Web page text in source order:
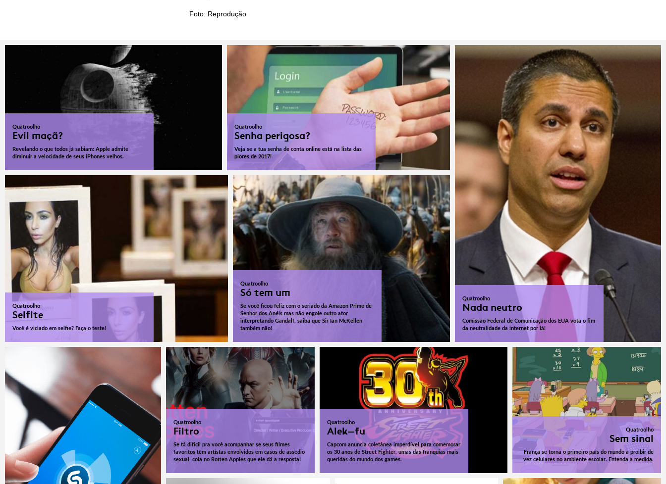
Foto: Reprodução
Quatroolho
Evil maçã?
Revelando o que todos já sabiam: Apple admite
diminuir a velocidade de seus iPhones velhos.
Quatroolho
Senha perigosa?
Veja se a tua senha de conta online está na lista das
piores de 2017!
Quatroolho
Selfite
Você é viciado em selfie? Faça o teste!
Quatroolho
Só tem um
Se você ficou feliz com o seriado da Amazon Prime de
Senhor dos Anéis mas não engole outro ator
interpretando Gandalf, saiba que Sir Ian McKellen
também não!
Quatroolho
Nada neutro
Comissão Federal de Comunicação dos EUA vota o fim
da neutralidade da internet por lá!
Quatroolho
Filtro
Se tá difícil pra você acompanhar se seus filmes
favoritos têm artistas envolvidos em casos de assédio
sexual, cola no Rotten Apples que ele dá a resposta!
Quatroolho
Alek-fu
Capcom anuncia coletânea imperdível para comemorar
os 30 anos de Street Fighter, umas das franquias mais
queridas do mundo dos games.
Quatroolho
Sem sinal
França se torna o primeiro país do mundo a proibir de
vez celulares no ambiente escolar. Entenda a medida.